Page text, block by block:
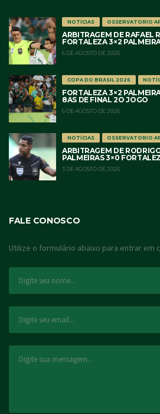
NOTÍCIAS OSSERVATORIO
ARBITRAGEM DE RAFAEL
FORTALEZA 3×2
6 DE AGOSTO DE 2026
COPA DO BRASIL 2026
FORTALEZA 3×2
8AS DE FINAL 2O JOGO
6 DE AGOSTO DE 2026
NOTÍCIAS OSSERVATORIO
ARBITRAGEM DE
PALMEIRAS 3×0
3 DE AGOSTO DE 2026
FALE CONOSCO
Utilize o formulário abaixo para entrar em